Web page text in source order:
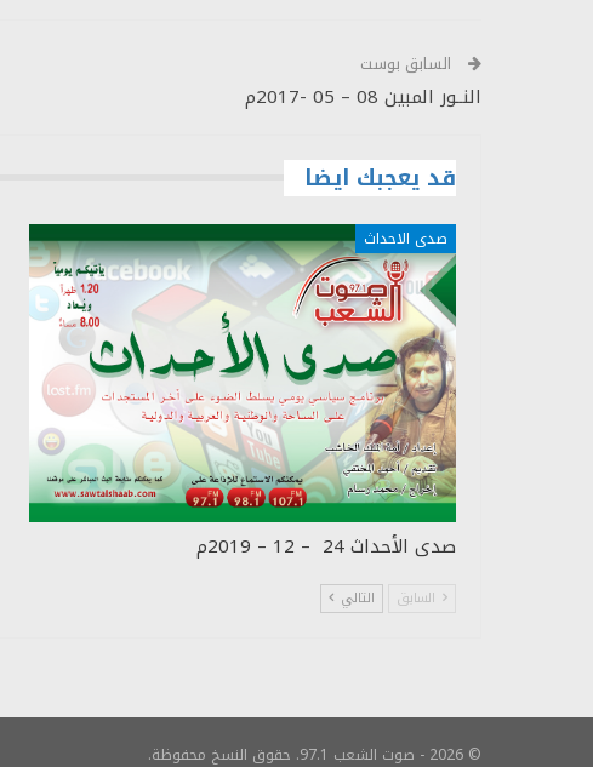
السابق بوست
النــور المبين 08 – 05 -2017م
قد يعجبك ايضا
صدى الاحداث
صدى الأحداث 24 – 12 – 2019م
السابق التالي
© 2026 - صوت الشعب 97.1. حقوق النسخ محفوظة.